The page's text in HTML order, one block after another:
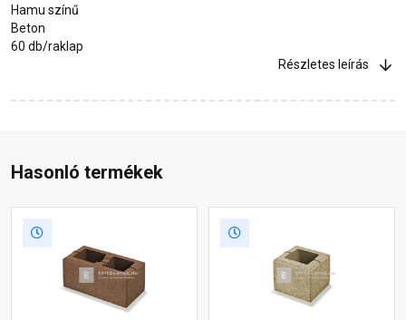
Hamu színű
Beton
60 db/raklap
Részletes leírás
Hasonló termékek